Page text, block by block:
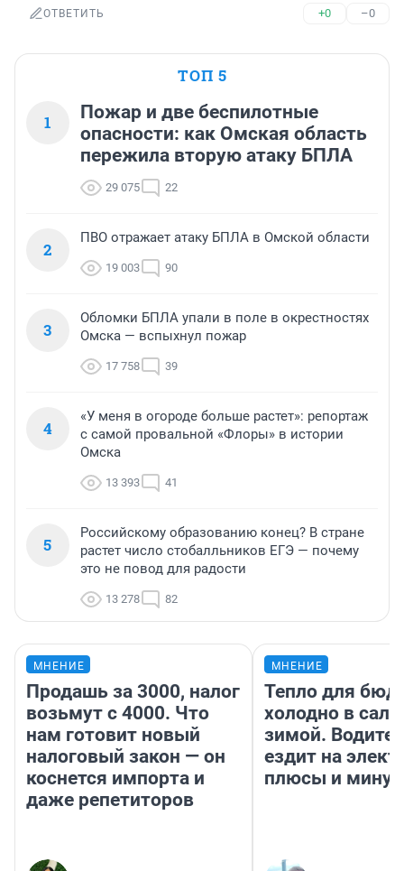
ОТВЕТИТЬ +0 –0
ТОП 5
1
Пожар и две беспилотные
опасности: как Омская область
пережила вторую атаку БПЛА
29 075 22
2
ПВО отражает атаку БПЛА в Омской области
19 003 90
3
Обломки БПЛА упали в поле в окрестностях
Омска — вспыхнул пожар
17 758 39
4
«У меня в огороде больше растет»: репортаж
с самой провальной «Флоры» в истории
Омска
13 393 41
5
Российскому образованию конец? В стране
растет число стобалльников ЕГЭ — почему
это не повод для радости
13 278 82
МНЕНИЕ
Продашь за 3000, налог
возьмут с 4000. Что
нам готовит новый
налоговый закон — он
коснется импорта и
даже репетиторов
МНЕНИЕ
Тепло для
холодно в
зимой.
ездит на
плюсы и